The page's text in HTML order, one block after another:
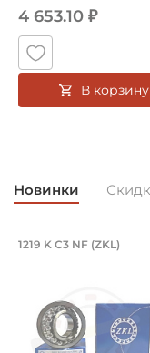
4 653.10 ₽
В корзину
Новинки
Подшипник
Подшипник
1219 K C3 NF (ZKL)